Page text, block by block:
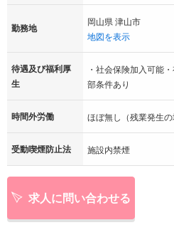
勤務地
岡山県 津山市
地図を表示
待遇及び福利厚
生
・社会保険加入可能
部条件あり
時間外労働 ほぼ無し（残業発生
受動喫煙防止法 施設内禁煙
求人に問い合わせる